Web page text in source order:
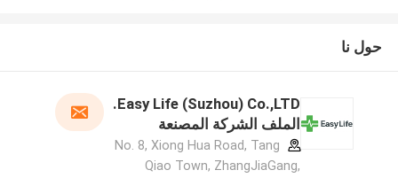
حول نا
Easy Life (Suzhou) Co.,LTD.
الملف الشركة المصنعة
No. 8, Xiong Hua Road, Tang
Qiao Town, ZhangJiaGang,